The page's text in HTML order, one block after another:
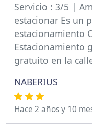
Servicio : 3/5 |
estacionar Es un
estacionamiento
Estacionamiento
gratuito en la
NABERIUS
Hace 2 años y 10